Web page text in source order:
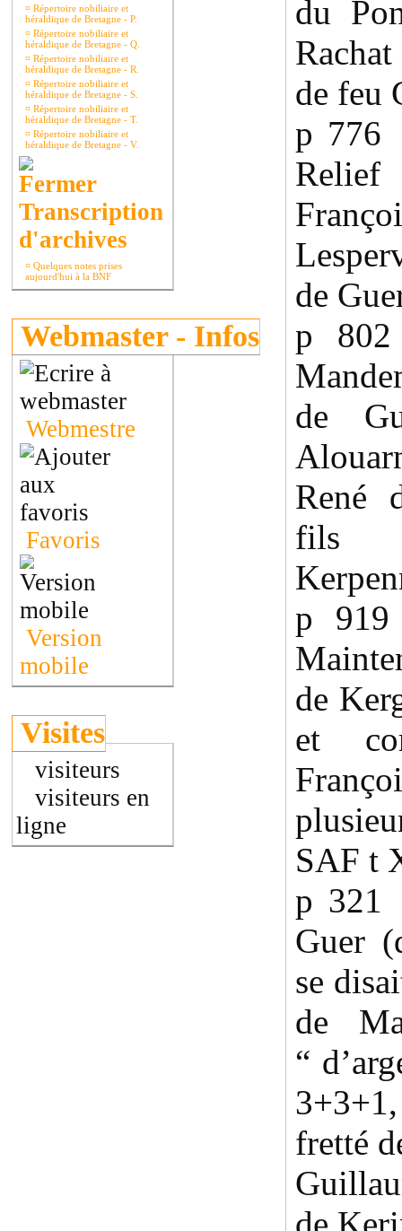
¤ Répertoire nobiliaire et
héraldique de Bretagne - P.
¤ Répertoire nobiliaire et
héraldique de Bretagne - Q.
¤ Répertoire nobiliaire et
héraldique de Bretagne - R.
¤ Répertoire nobiliaire et
héraldique de Bretagne - S.
¤ Répertoire nobiliaire et
héraldique de Bretagne - T.
¤ Répertoire nobiliaire et
héraldique de Bretagne - V.
Transcription
d'archives
¤ Quelques notes prises
aujourd'hui à la BNF
Webmaster - Infos
Webmestre
Favoris
Version
mobile
Visites
visiteurs
visiteurs en
ligne
du
de feu
p
de
p
de
René
fils
p
de
et
SAF t
p
Guer
se
de
“
fretté